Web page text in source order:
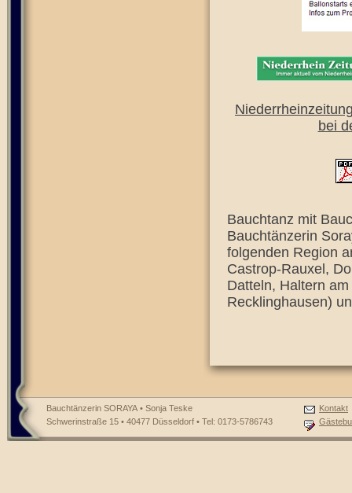
bei
Bauchtanz mit
Bauchtänzerin
folgenden Region
Castrop-Rauxel,
Datteln, Haltern
Recklinghausen)
Bauchtänzerin SORAYA • Sonja Teske
Schwerinstraße 15 • 40477 Düsseldorf • Tel: 0173-5786743
Kontakt